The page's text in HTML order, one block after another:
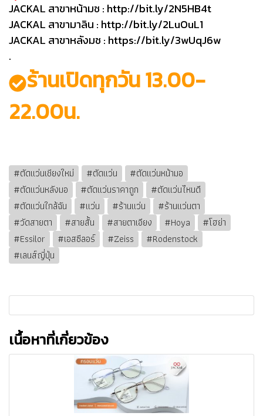
JACKAL สาขาหน้ามช : http://bit.ly/2N5HB4t
JACKAL สาขามาลิน : http://bit.ly/2LuOuL1
JACKAL สาขาหลังมช : https://bit.ly/3wUqJ6w
.
ร้านเปิดทุกวัน 13.00-
22.00น.
#ตัดแว่นเชียงใหม่ #ตัดแว่น
#ตัดแว่นหน้ามอ
#ตัดแว่นหลังมอ
#ตัดแว่นราคาถูก
#ตัดแว่นไหนดี
#ตัดแว่นใกล้ฉัน
#แว่น #ร้านแว่น
#ร้านแว่นตา
#วัดสายตา
#สายสั้น #สายตาเอียง #Hoya
#โฮย่า
#Essilor
#เอสซีลอร์ #Zeiss
#Rodenstock
#เลนส์ญี่ปุ่น
เนื้อหาที่เกี่ยวข้อง